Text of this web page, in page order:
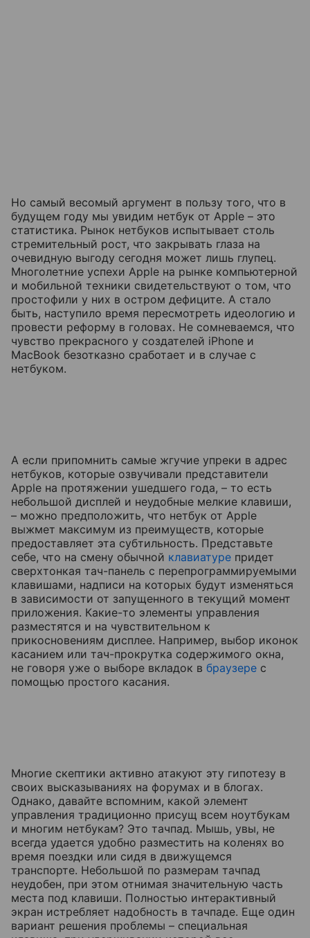
Но самый весомый аргумент в пользу того, что в
будущем году мы увидим нетбук от Apple – это
статистика. Рынок нетбуков испытывает столь
стремительный рост, что закрывать глаза на
очевидную выгоду сегодня может лишь глупец.
Многолетние успехи Apple на рынке компьютерной
и мобильной техники свидетельствуют о том, что
простофили у них в остром дефиците. А стало
быть, наступило время пересмотреть идеологию и
провести реформу в головах. Не сомневаемся, что
чувство прекрасного у создателей iPhone и
MacBook безотказно сработает и в случае с
нетбуком.
А если припомнить самые жгучие упреки в адрес
нетбуков, которые озвучивали представители
Apple на протяжении ушедшего года, – то есть
небольшой дисплей и неудобные мелкие клавиши,
– можно предположить, что нетбук от Apple
выжмет максимум из преимуществ, которые
предоставляет эта субтильность. Представьте
себе, что на смену обычной клавиатуре придет
сверхтонкая тач-панель с перепрограммируемыми
клавишами, надписи на которых будут изменяться
в зависимости от запущенного в текущий момент
приложения. Какие-то элементы управления
разместятся и на чувствительном к
прикосновениям дисплее. Например, выбор иконок
касанием или тач-прокрутка содержимого окна,
не говоря уже о выборе вкладок в браузере с
помощью простого касания.
Многие скептики активно атакуют эту гипотезу в
своих высказываниях на форумах и в блогах.
Однако, давайте вспомним, какой элемент
управления традиционно присущ всем ноутбукам
и многим нетбукам? Это тачпад. Мышь, увы, не
всегда удается удобно разместить на коленях во
время поездки или сидя в движущемся
транспорте. Небольшой по размерам тачпад
неудобен, при этом отнимая значительную часть
места под клавиши. Полностью интерактивный
экран истребляет надобность в тачпаде. Еще один
вариант решения проблемы – специальная